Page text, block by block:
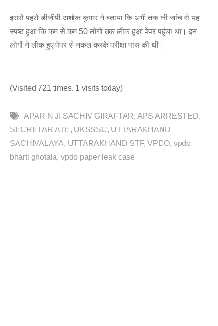
इससे पहले डीजीपी अशोक कुमार ने बताया कि अभी तक की जांच से यह
स्पष्ट हुआ कि कम से कम 50 लोगों तक लीक हुआ पेपर पहुंचा था। इन
लोगों ने लीक हुए पेपर से नकल करके परीक्षा पास की थी।
(Visited 721 times, 1 visits today)
APAR NIJI SACHIV GIRAFTAR APS ARRESTED
SECRETARIATE UKSSSC UTTARAKHAND
SACHIVALAYA UTTARAKHAND STF VPDO vpdo
bharti ghotala vpdo paper leak case